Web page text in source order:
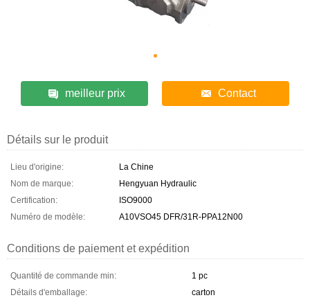
meilleur prix Contact
Détails sur le produit
Lieu d'origine:
La Chine
Nom de marque:
Hengyuan Hydraulic
Certification:
ISO9000
Numéro de modèle:
A10VSO45 DFR/31R-PPA12N00
Conditions de paiement et expédition
Quantité de commande min:
1 pc
Détails d'emballage:
carton